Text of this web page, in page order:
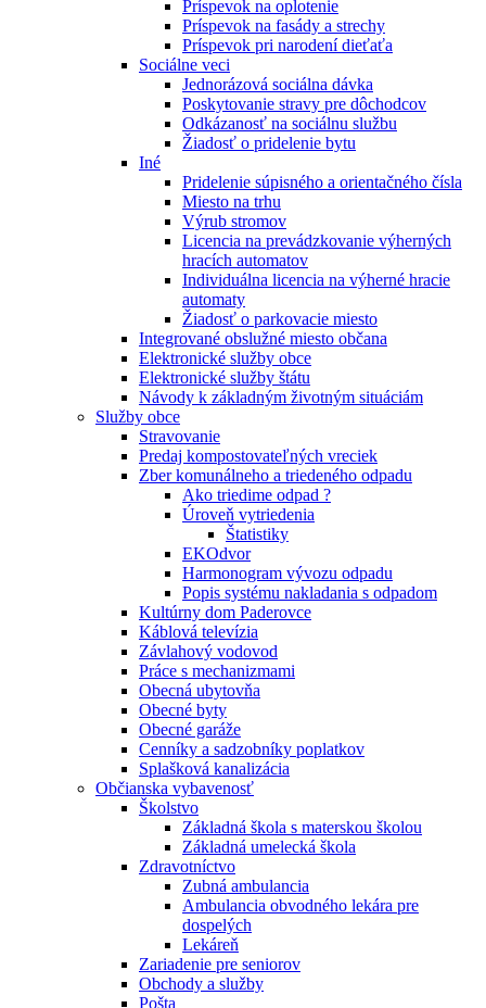
Príspevok na oplotenie
Príspevok na fasády a strechy
Príspevok pri narodení dieťaťa
Sociálne veci
Jednorázová sociálna dávka
Poskytovanie stravy pre dôchodcov
Odkázanosť na sociálnu službu
Žiadosť o pridelenie bytu
Iné
Pridelenie súpisného a orientačného čísla
Miesto na trhu
Výrub stromov
Licencia na prevádzkovanie výherných
hracích automatov
Individuálna licencia na výherné hracie
automaty
Žiadosť o parkovacie miesto
Integrované obslužné miesto občana
Elektronické služby obce
Elektronické služby štátu
Návody k základným životným situáciám
Služby obce
Stravovanie
Predaj kompostovateľných vreciek
Zber komunálneho a triedeného odpadu
Ako triedime odpad ?
Úroveň vytriedenia
Štatistiky
EKOdvor
Harmonogram vývozu odpadu
Popis systému nakladania s odpadom
Kultúrny dom Paderovce
Káblová televízia
Závlahový vodovod
Práce s mechanizmami
Obecná ubytovňa
Obecné byty
Obecné garáže
Cenníky a sadzobníky poplatkov
Splašková kanalizácia
Občianska vybavenosť
Školstvo
Základná škola s materskou školou
Základná umelecká škola
Zdravotníctvo
Zubná ambulancia
Ambulancia obvodného lekára pre
dospelých
Lekáreň
Zariadenie pre seniorov
Obchody a služby
Pošta